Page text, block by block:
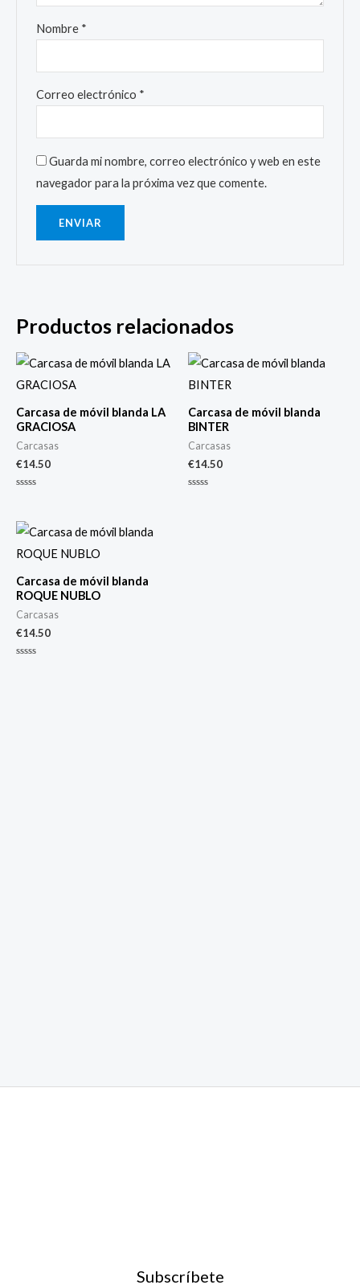
Nombre *
Correo electrónico *
Guarda mi nombre, correo electrónico y web en este
navegador para la próxima vez que comente.
Productos relacionados
Carcasa de móvil blanda LA
GRACIOSA
Carcasas
€14.50
de
5
Carcasa de móvil blanda
BINTER
Carcasas
€14.50
Carcasa de móvil blanda
ROQUE NUBLO
Carcasas
€14.50
Subscríbete